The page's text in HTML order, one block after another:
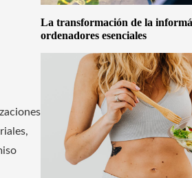
La transformación de la
ordenadores esenciales